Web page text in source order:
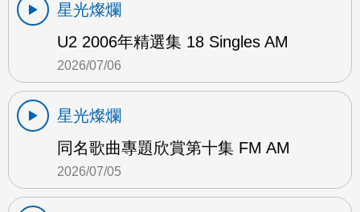
星光燦爛
U2 2006年精選集 18 Singles AM
2026/07/06
星光燦爛
同名歌曲專題欣賞第十集 FM AM
2026/07/05